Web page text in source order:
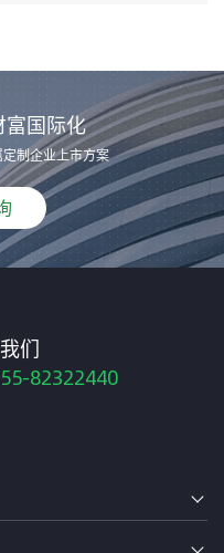
富国际化
制企业上市方案
们
82322440